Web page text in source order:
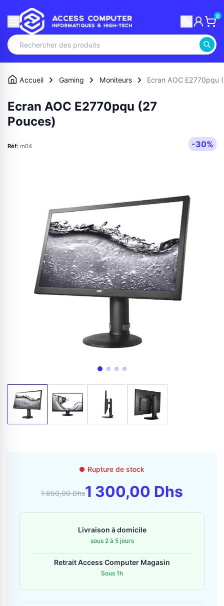
0
Appelez-nous au
06 36 88 27 81
Envoyer un message
Accueil Gaming Moniteurs Ecran AOC E2770pqu
Ecran AOC E2770pqu (27
Pouces)
Réf: m04 -30%
Rupture de stock
1 850,00 Dhs1 300,00 Dhs
Livraison à domicile
sous 2 à 5 jours
Retrait Access Computer Magasin
Sous 1h